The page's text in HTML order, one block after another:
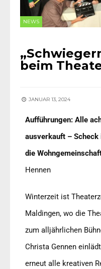
NEWS
beim
JANUAR 13, 2024
Aufführungen: Alle
ausverkauft –
die
Hennen
Winterzeit ist
Maldingen, wo die
zum alljährlichen
Christa Gennen
erneut alle kreativen